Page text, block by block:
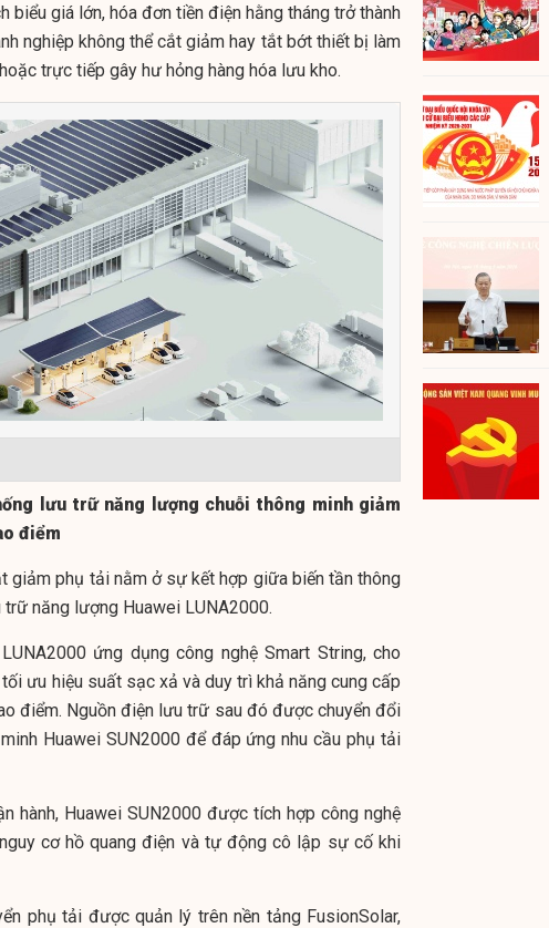
biểu giá lớn, hóa đơn tiền điện hằng tháng trở thành
nghiệp không thể cắt giảm hay tắt bớt thiết bị làm
trực tiếp gây hư hỏng hàng hóa lưu kho.
lưu trữ năng lượng chuỗi thông minh giảm
điểm
giảm phụ tải nằm ở sự kết hợp giữa biến tần thông
năng lượng Huawei LUNA2000.
ứng dụng công nghệ Smart String, cho
ưu hiệu suất sạc xả và duy trì khả năng cung cấp
điểm. Nguồn điện lưu trữ sau đó được chuyển đổi
Huawei SUN2000 để đáp ứng nhu cầu phụ tải
hành, Huawei SUN2000 được tích hợp công nghệ
cơ hồ quang điện và tự động cô lập sự cố khi
phụ tải được quản lý trên nền tảng FusionSolar,